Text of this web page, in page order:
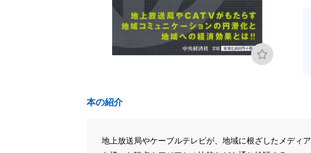
本の紹介
地上放送局やケーブルテレビが、地域に根ざしたメディ